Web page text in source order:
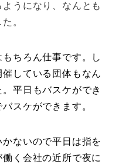
うになり、なんとも
。
ちろん仕事です。し
している団体もなん
平日もバスケができ
スケができます。
ないので平日は指を
く会社の近所で夜に